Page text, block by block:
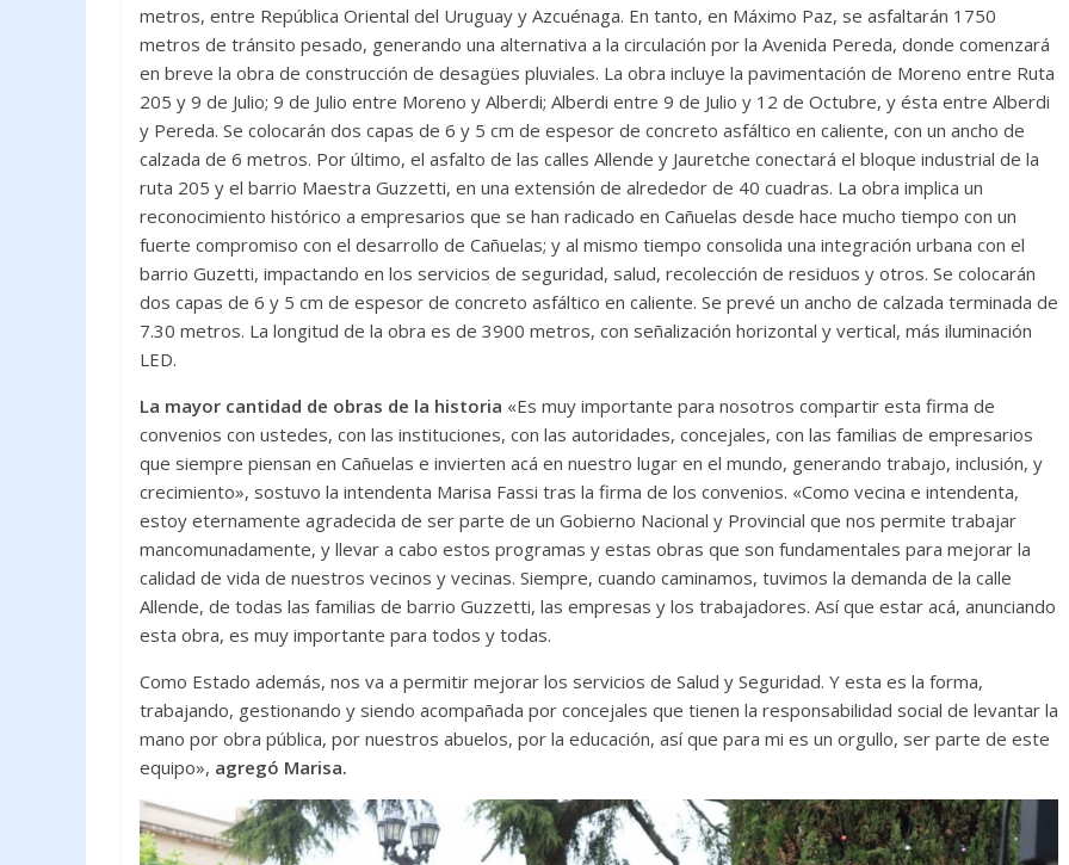
metros, entre República Oriental del Uruguay y Azcuénaga. En tanto, en Máximo Paz, se asfaltarán 1750
metros de tránsito pesado, generando una alternativa a la circulación por la Avenida Pereda, donde comenzará
en breve la obra de construcción de desagües pluviales. La obra incluye la pavimentación de Moreno entre Ruta
205 y 9 de Julio; 9 de Julio entre Moreno y Alberdi; Alberdi entre 9 de Julio y 12 de Octubre, y ésta entre Alberdi
y Pereda. Se colocarán dos capas de 6 y 5 cm de espesor de concreto asfáltico en caliente, con un ancho de
calzada de 6 metros. Por último, el asfalto de las calles Allende y Jauretche conectará el bloque industrial de la
ruta 205 y el barrio Maestra Guzzetti, en una extensión de alrededor de 40 cuadras. La obra implica un
reconocimiento histórico a empresarios que se han radicado en Cañuelas desde hace mucho tiempo con un
fuerte compromiso con el desarrollo de Cañuelas; y al mismo tiempo consolida una integración urbana con el
barrio Guzetti, impactando en los servicios de seguridad, salud, recolección de residuos y otros. Se colocarán
dos capas de 6 y 5 cm de espesor de concreto asfáltico en caliente. Se prevé un ancho de calzada terminada de
7.30 metros. La longitud de la obra es de 3900 metros, con señalización horizontal y vertical, más iluminación
LED.
La mayor cantidad de obras de la historia «Es muy importante para nosotros compartir esta firma de
convenios con ustedes, con las instituciones, con las autoridades, concejales, con las familias de empresarios
que siempre piensan en Cañuelas e invierten acá en nuestro lugar en el mundo, generando trabajo, inclusión, y
crecimiento», sostuvo la intendenta Marisa Fassi tras la firma de los convenios. «Como vecina e intendenta,
estoy eternamente agradecida de ser parte de un Gobierno Nacional y Provincial que nos permite trabajar
mancomunadamente, y llevar a cabo estos programas y estas obras que son fundamentales para mejorar la
calidad de vida de nuestros vecinos y vecinas. Siempre, cuando caminamos, tuvimos la demanda de la calle
Allende, de todas las familias de barrio Guzzetti, las empresas y los trabajadores. Así que estar acá, anunciando
esta obra, es muy importante para todos y todas.
Como Estado además, nos va a permitir mejorar los servicios de Salud y Seguridad. Y esta es la forma,
trabajando, gestionando y siendo acompañada por concejales que tienen la responsabilidad social de levantar la
mano por obra pública, por nuestros abuelos, por la educación, así que para mi es un orgullo, ser parte de este
equipo», agregó Marisa.